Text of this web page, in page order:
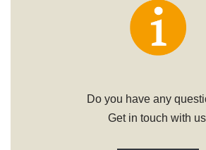
Do you have any
Get in touch with